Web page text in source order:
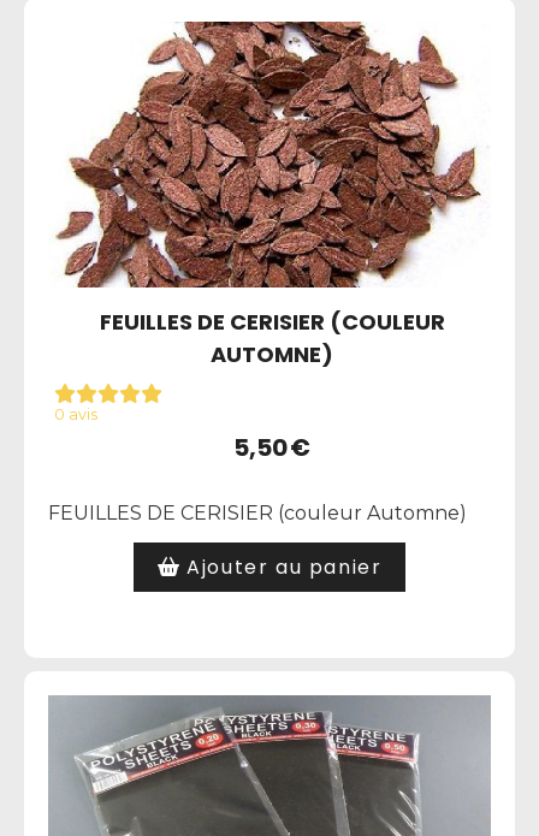
FEUILLES DE CERISIER (COULEUR
AUTOMNE)
0 avis
5,50€
FEUILLES DE CERISIER (couleur Automne)
Ajouter au panier